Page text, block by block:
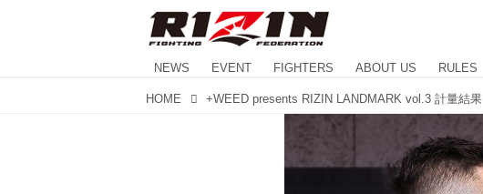
NEWS EVENT FIGHTERS ABOUT US RULES
HOME +WEED presents RIZIN LANDMARK vol.3 計量結果